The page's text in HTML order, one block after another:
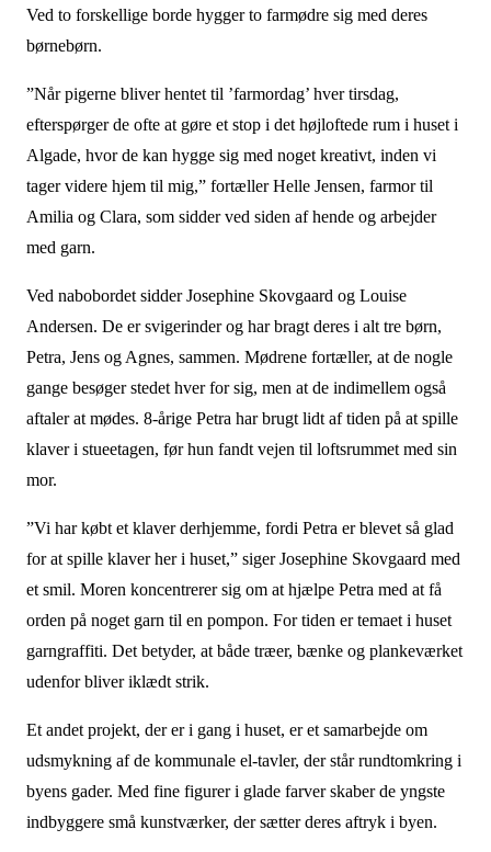
Ved to forskellige borde hygger to farmødre sig med deres
børnebørn.
”Når pigerne bliver hentet til ’farmordag’ hver tirsdag,
efterspørger de ofte at gøre et stop i det højloftede rum i huset i
Algade, hvor de kan hygge sig med noget kreativt, inden vi
tager videre hjem til mig,” fortæller Helle Jensen, farmor til
Amilia og Clara, som sidder ved siden af hende og arbejder
med garn.
Ved nabobordet sidder Josephine Skovgaard og Louise
Andersen. De er svigerinder og har bragt deres i alt tre børn,
Petra, Jens og Agnes, sammen. Mødrene fortæller, at de nogle
gange besøger stedet hver for sig, men at de indimellem også
aftaler at mødes. 8-årige Petra har brugt lidt af tiden på at spille
klaver i stueetagen, før hun fandt vejen til loftsrummet med sin
mor.
”Vi har købt et klaver derhjemme, fordi Petra er blevet så glad
for at spille klaver her i huset,” siger Josephine Skovgaard med
et smil. Moren koncentrerer sig om at hjælpe Petra med at få
orden på noget garn til en pompon. For tiden er temaet i huset
garngraffiti. Det betyder, at både træer, bænke og plankeværket
udenfor bliver iklædt strik.
Et andet projekt, der er i gang i huset, er et samarbejde om
udsmykning af de kommunale el-tavler, der står rundtomkring i
byens gader. Med fine figurer i glade farver skaber de yngste
indbyggere små kunstværker, der sætter deres aftryk i byen.